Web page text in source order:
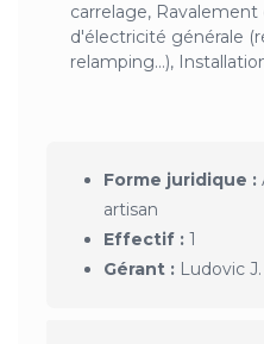
carrelage, Ravalement
d'électricité générale
relamping…),
Forme juridique :
artisan
Effectif : 1
Gérant : Ludovic J.